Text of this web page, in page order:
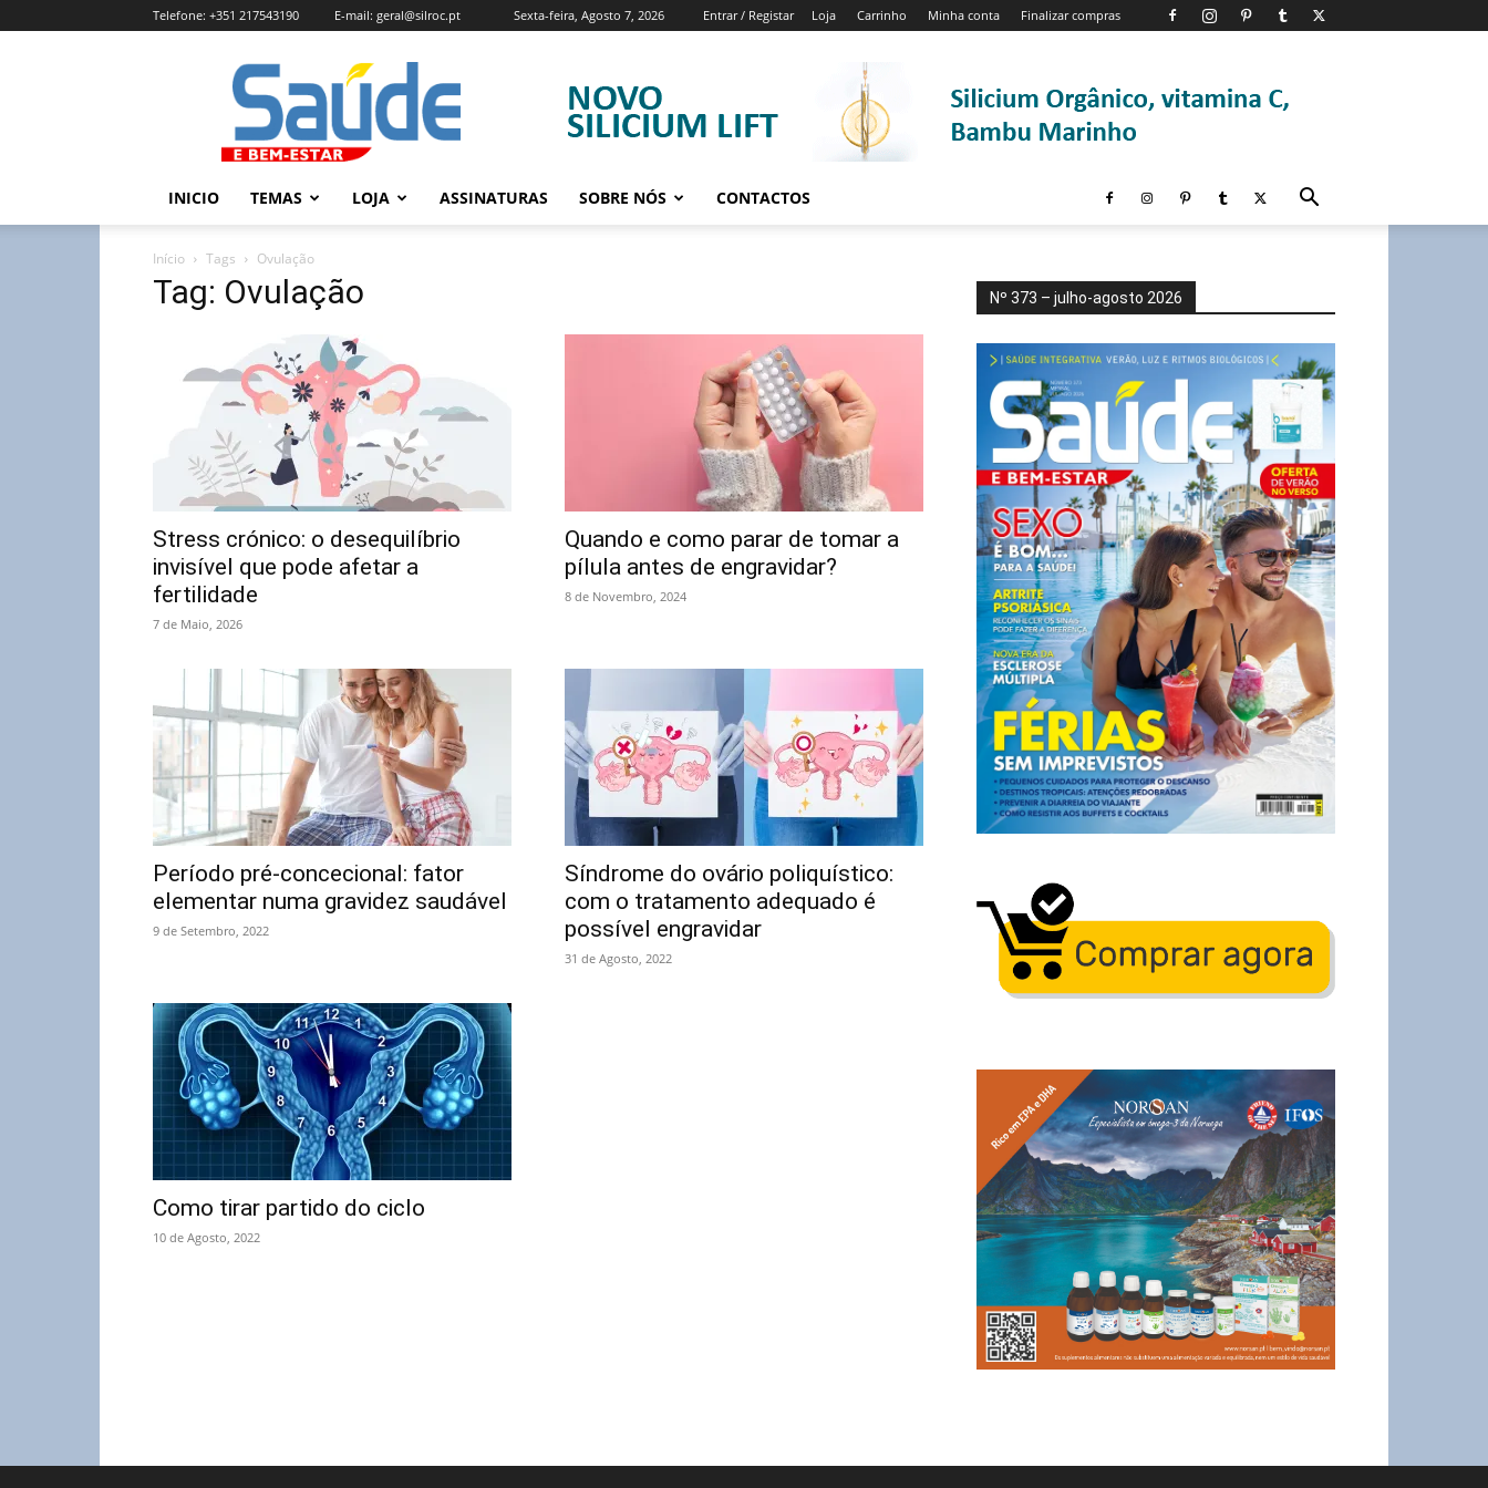
Sexta-feira, Agosto 7, 2026 Entrar / Registar Loja Carrinho Minha conta Finalizar compras
Telefone: +351 217543190 E-mail: geral@silroc.pt
Revista
Saúde
e
Bem
Estar
Edição
INICIO TEMAS LOJA ASSINATURAS SOBRE NÓS CONTACTOS
Início Tags Ovulação
Tag: Ovulação
Stress crónico: o desequilíbrio
invisível que pode afetar a
fertilidade
7 de Maio, 2026
Quando e como parar de tomar a
pílula antes de engravidar?
8 de Novembro, 2024
Período pré-concecional: fator
elementar numa gravidez saudável
9 de Setembro, 2022
Síndrome do ovário poliquístico:
com o tratamento adequado é
possível engravidar
31 de Agosto, 2022
Como tirar partido do ciclo
10 de Agosto, 2022
Nº 373 – julho-agosto 2026